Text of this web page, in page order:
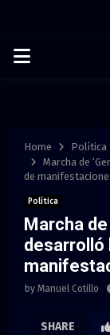
P
M
Home
Política
Marcha de
de
Política
Marcha de
desarrolló
by Manuel Cotillo
SHARE